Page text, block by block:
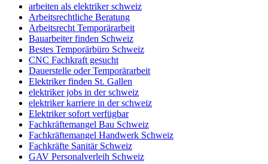
arbeiten als elektriker schweiz
Arbeitsrechtliche Beratung
Arbeitsrecht Temporärarbeit
Bauarbeiter finden Schweiz
Bestes Temporärbüro Schweiz
CNC Fachkraft gesucht
Dauerstelle oder Temporärarbeit
Elektriker finden St. Gallen
elektriker jobs in der schweiz
elektriker karriere in der schweiz
Elektriker sofort verfügbar
Fachkräftemangel Bau Schweiz
Fachkräftemangel Handwerk Schweiz
Fachkräfte Sanitär Schweiz
GAV Personalverleih Schweiz